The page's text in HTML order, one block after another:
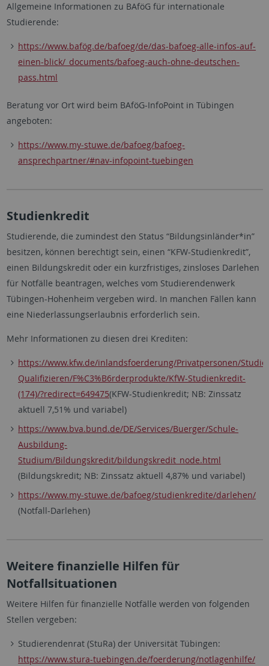
Allgemeine Informationen zu BAföG für internationale
Studierende:
https://www.bafög.de/bafoeg/de/das-bafoeg-alle-infos-auf-
einen-blick/_documents/bafoeg-auch-ohne-deutschen-
pass.html
Beratung vor Ort wird beim BAföG-InfoPoint in Tübingen
angeboten:
https://www.my-stuwe.de/bafoeg/bafoeg-
ansprechpartner/#nav-infopoint-tuebingen
Studienkredit
Studierende, die zumindest den Status “Bildungsinländer*in”
besitzen, können berechtigt sein, einen “KFW-Studienkredit”,
einen Bildungskredit oder ein kurzfristiges, zinsloses Darlehen
für Notfälle beantragen, welches vom Studierendenwerk
Tübingen-Hohenheim vergeben wird. In manchen Fällen kann
eine Niederlassungserlaubnis erforderlich sein.
Mehr Informationen zu diesen drei Krediten:
https://www.kfw.de/inlandsfoerderung/Privatpersonen/
Qualifizieren/F%C3%B6rderprodukte/KfW-Studienkredit-
(174)/?redirect=649475(KFW-Studienkredit; NB: Zinssatz
aktuell 7,51% und variabel)
https://www.bva.bund.de/DE/Services/Buerger/Schule-
Ausbildung-
Studium/Bildungskredit/bildungskredit_node.html
(Bildungskredit; NB: Zinssatz aktuell 4,87% und variabel)
https://www.my-stuwe.de/bafoeg/studienkredite/darlehen/
(Notfall-Darlehen)
Weitere finanzielle Hilfen für
Notfallsituationen
Weitere Hilfen für finanzielle Notfälle werden von folgenden
Stellen vergeben:
Studierendenrat (StuRa) der Universität Tübingen:
https://www.stura-tuebingen.de/foerderung/notlagenhilfe/